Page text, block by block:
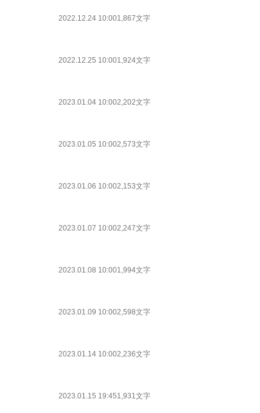
2022.12.24 10:001,867文字
2022.12.25 10:001,924文字
2023.01.04 10:002,202文字
2023.01.05 10:002,573文字
2023.01.06 10:002,153文字
2023.01.07 10:002,247文字
2023.01.08 10:001,994文字
2023.01.09 10:002,598文字
2023.01.14 10:002,236文字
2023.01.15 19:451,931文字